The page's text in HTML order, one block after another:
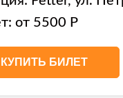
от 5500 Р
КУПИТЬ БИЛЕТ